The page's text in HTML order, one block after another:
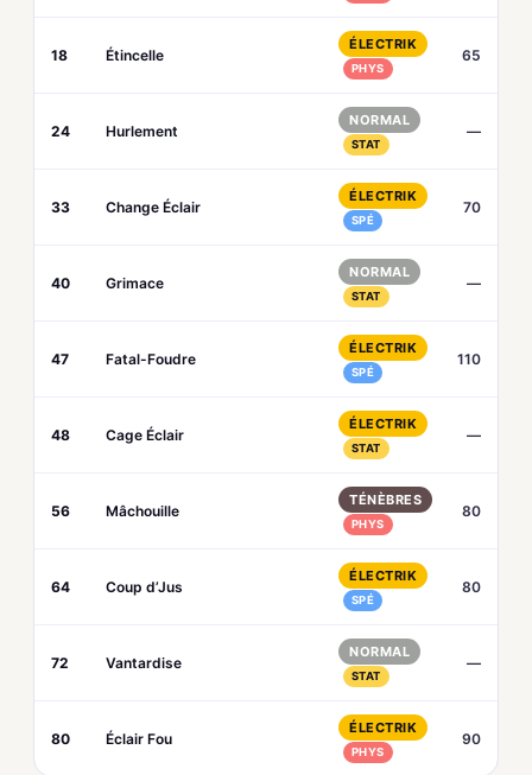
18 Étincelle
ÉLECTRIK
PHYS
65
24 Hurlement
NORMAL
STAT
—
33 Change Éclair
ÉLECTRIK
SPÉ
70
40 Grimace
NORMAL
STAT
—
47 Fatal-Foudre
ÉLECTRIK
SPÉ
110
48 Cage Éclair
ÉLECTRIK
STAT
—
56 Mâchouille
TÉNÈBRES
PHYS
80
64 Coup d’Jus
ÉLECTRIK
SPÉ
80
72 Vantardise
NORMAL
STAT
—
80 Éclair Fou
ÉLECTRIK
PHYS
90